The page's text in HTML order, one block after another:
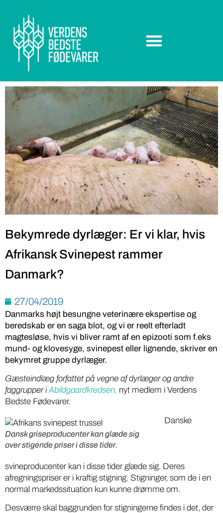
Bekymrede dyrlæger: Er vi klar, hvis
Afrikansk Svinepest rammer
Danmark?
27/04/2019
Danmarks højt besungne veterinære ekspertise og
beredskab er en saga blot, og vi er reelt efterladt
magtesløse, hvis vi bliver ramt af en epizooti som f.eks
mund- og klovesyge, svinepest eller lignende, skriver en
bekymret gruppe dyrlæger.
Gæsteindlæg forfattet på vegne af dyrlæger og andre
faggrupper iAbildgaardkredsen, nyt medlem i Verdens
Bedste Fødevarer.
Dansk griseproducenter kan glæde sig
over stigende priser i disse tider.
Danske
svineproducenter kan i disse tider glæde sig. Deres
afregningspriser er i kraftig stigning. Stigninger, som de i en
normal markedssituation kun kunne drømme om.
Desværre skal baggrunden for stigningerne findes i det, der